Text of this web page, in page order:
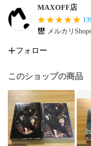
MAXOFF店
メルカリShops
フォロー
このショップの商品